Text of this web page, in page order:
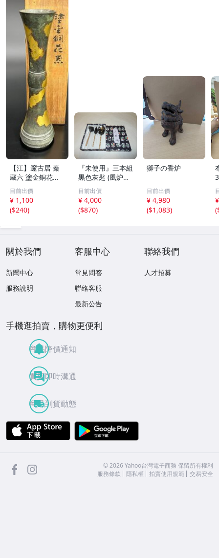
【江】邃古居 秦
蔵六 塗金銅花器
直径約9cm×高さ
30cm 在銘 共箱
古美術品(華道具
花生花瓶花生飾
目前出價
¥ 1,100
($240)
『未使用』三本組
黒色灰匙 (風炉用)
化粧箱
目前出價
¥ 4,000
($870)
獅子の香炉
目前出價
¥ 4,980
($1,083)
(
關於我們
新聞中心
服務說明
客服中心
常見問答
聯絡客服
最新公告
聯絡我們
人才招募
手機逛拍賣，購物更便利
商品降價通知
買賣即時溝通
商品到貨動態
APP Store
facebook ©2026 Yahoo台灣電子商務 保留所有權利
服務條款
隱私權 拍賣使用規範 交易安全